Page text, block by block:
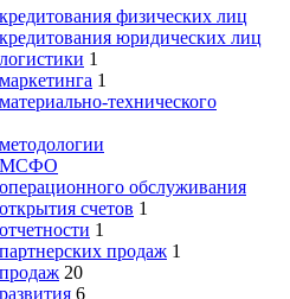
физических лиц
юридических лиц
1
1
технического
МСФО
обслуживания
счетов 1
1
продаж 1
20
6